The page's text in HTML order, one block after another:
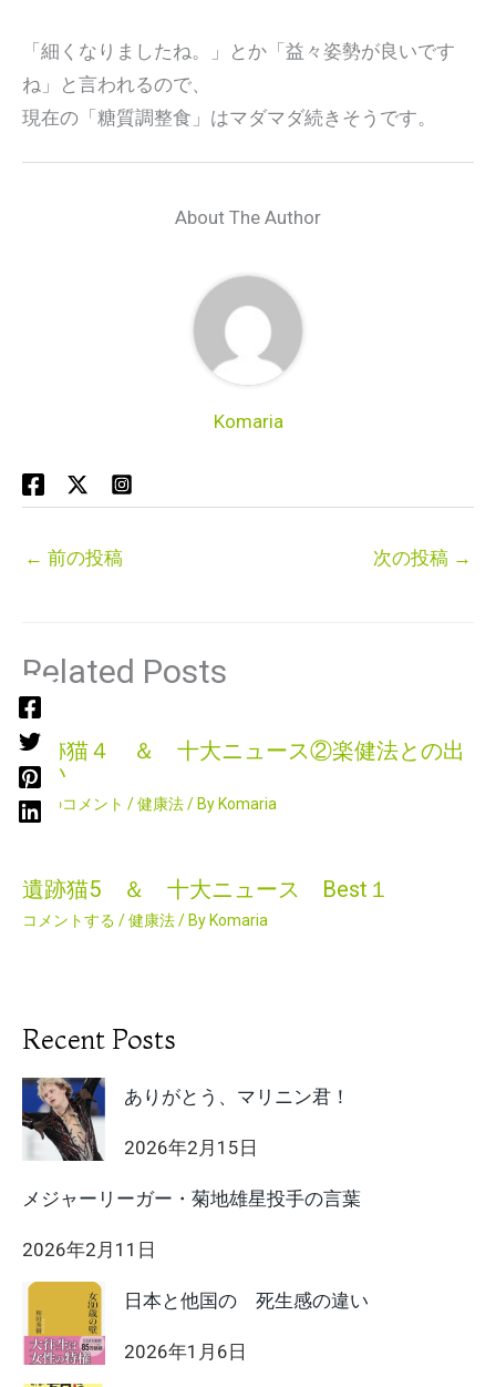
「細くなりましたね。」とか「益々姿勢が良いです
ね」と言われるので、
現在の「糖質調整食」はマダマダ続きそうです。
About The Author
Komaria
← 前の投稿 次の投稿 →
Related Posts
遺跡猫４ ＆ 十大ニュース②楽健法との出
逢い
2件のコメント /健康法/ By Komaria
遺跡猫5 ＆ 十大ニュース Best１
コメントする /健康法/ By Komaria
Recent Posts
ありがとう、マリニン君！
2026年2月15日
メジャーリーガー・菊地雄星投手の言葉
2026年2月11日
日本と他国の 死生感の違い
2026年1月6日